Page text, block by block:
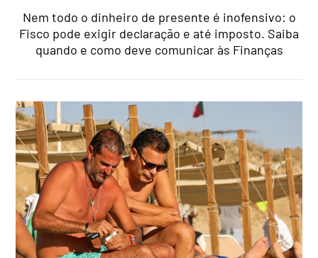
Nem todo o dinheiro de presente é inofensivo: o
Fisco pode exigir declaração e até imposto. Saiba
quando e como deve comunicar às Finanças